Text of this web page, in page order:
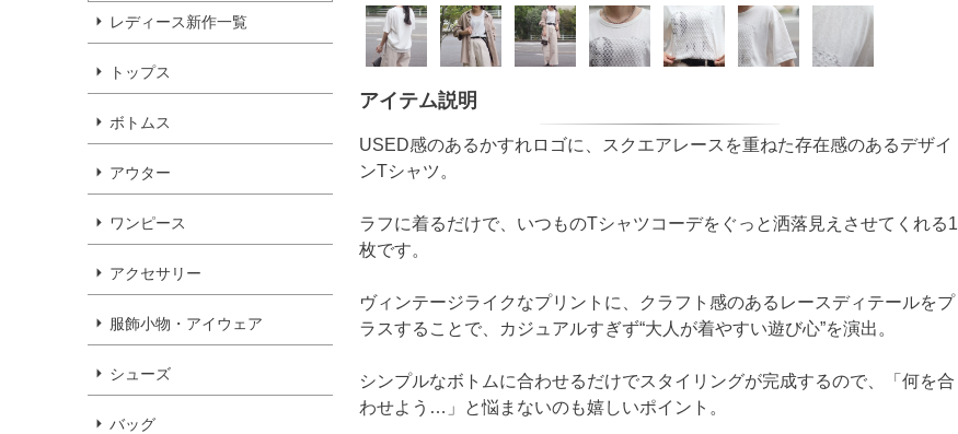
レディース新作一覧
トップス
ボトムス
アウター
ワンピース
アクセサリー
服飾小物・アイウェア
シューズ
バッグ
アイテム説明
USED感のあるかすれロゴに、スクエアレースを重ねた存在感のあるデザイ
ンTシャツ。
ラフに着るだけで、いつものTシャツコーデをぐっと洒落見えさせてくれる1
枚です。
ヴィンテージライクなプリントに、クラフト感のあるレースディテールをプ
ラスすることで、カジュアルすぎず“大人が着やすい遊び心”を演出。
シンプルなボトムに合わせるだけでスタイリングが完成するので、「何を合
わせよう…」と悩まないのも嬉しいポイント。